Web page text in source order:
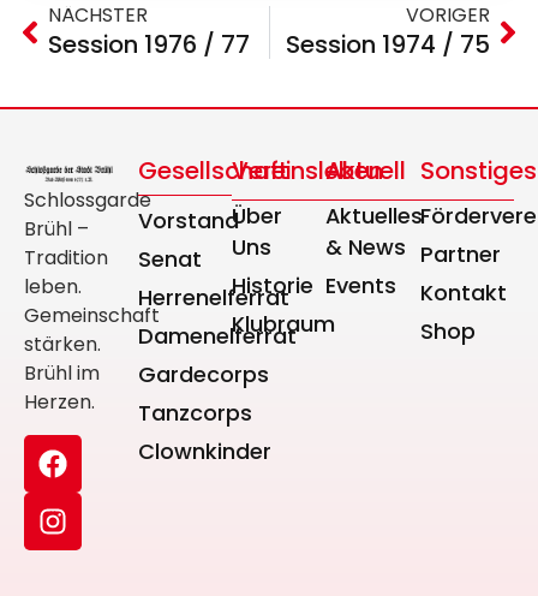
NÄCHSTER
Session 1976 / 77
VORIGER
Session 1974 / 75
Schlossgarde
Brühl –
Tradition
leben.
Gemeinschaft
stärken.
Brühl im
Herzen.
Gesellschaft
Vorstand
Senat
Herrenelferrat
Damenelferrat
Gardecorps
Tanzcorps
Clownkinder
Vereinsleben
Über
Uns
Historie
Klubraum
Aktuell
Aktuelles
& News
Events
Sonstiges
Partner
Kontakt
Shop